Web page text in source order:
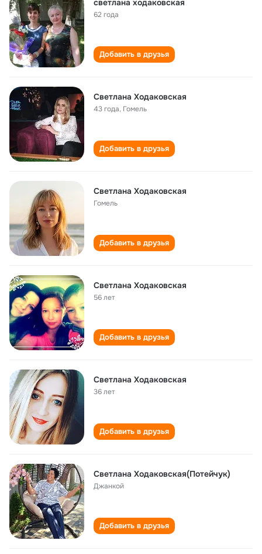
светлана ходаковская
62 года
Добавить в друзья
Светлана Ходаковская
43 года, Гомель
Добавить в друзья
Светлана Ходаковская
Гомель
Добавить в друзья
Светлана Ходаковская
56 лет
Добавить в друзья
Светлана Ходаковская
36 лет
Добавить в друзья
Светлана Ходаковская(Потейчук)
Джанкой
Добавить в друзья